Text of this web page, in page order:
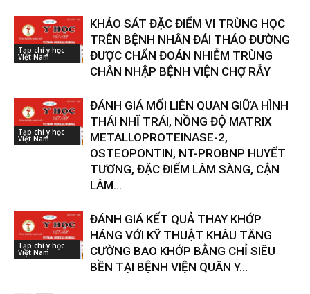
Tạp chí y học
Việt Nam
KHẢO SÁT ĐẶC ĐIỂM VI TRÙNG HỌC
TRÊN BỆNH NHÂN ĐÁI THÁO ĐƯỜNG
ĐƯỢC CHẨN ĐOÁN NHIỄM TRÙNG
CHÂN NHẬP BỆNH VIỆN CHỢ RẪY
Tạp chí y học
Việt Nam
ĐÁNH GIÁ MỐI LIÊN QUAN GIỮA HÌNH
THÁI NHĨ TRÁI, NỒNG ĐỘ MATRIX
METALLOPROTEINASE-2,
OSTEOPONTIN, NT-PROBNP HUYẾT
TƯƠNG, ĐẶC ĐIỂM LÂM SÀNG, CẬN
LÂM...
Tạp chí y học
Việt Nam
ĐÁNH GIÁ KẾT QUẢ THAY KHỚP
HÁNG VỚI KỸ THUẬT KHÂU TĂNG
CƯỜNG BAO KHỚP BẰNG CHỈ SIÊU
BỀN TẠI BỆNH VIỆN QUÂN Y...